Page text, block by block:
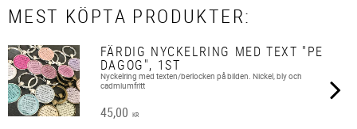
MEST KÖPTA PRODUKTER:
FÄRDIG NYCKELRING MED TEXT "PE
DAGOG", 1ST
Nyckelring med texten/berlocken på bilden. Nickel, bly och
cadmiumfritt
45,00 KR